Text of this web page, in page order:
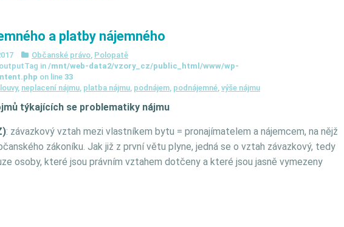
a platby nájemného
Občanské právo, Polopatě
in/mnt/web-data2/vzory_cz/public_html/www/wp-
on line 33
, neplacení nájmu, platba nájmu, podnájem, podnájemné, výše nájmu
týkajících se problematiky nájmu
: závazkový vztah mezi vlastníkem bytu = pronajímatelem a nájemcem, na nějž
zákoníku. Jak již z první větu plyne, jedná se o vztah závazkový, tedy
osoby, které jsou právním vztahem dotčeny a které jsou jasně vymezeny